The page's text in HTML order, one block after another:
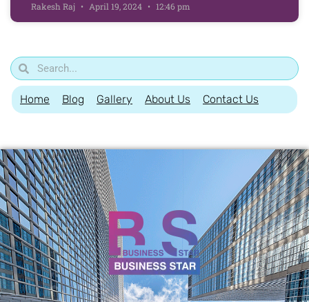
Rakesh Raj April 19, 2024 12:46 pm
Home Blog Gallery About Us Contact Us